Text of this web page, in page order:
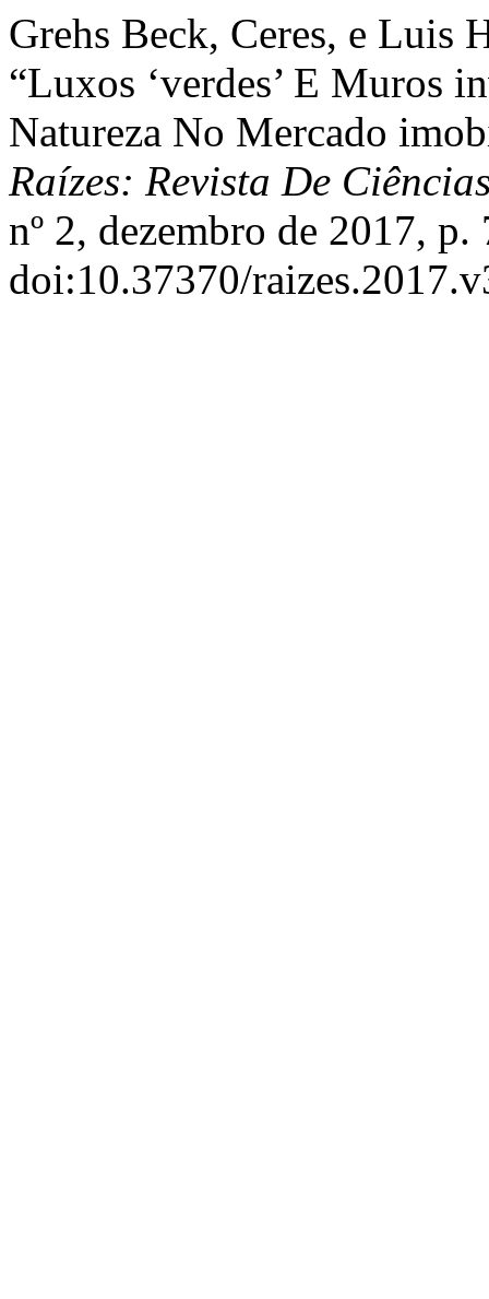
Grehs Beck, Ceres, e Luis
“Luxos ‘verdes’ E Muros
Natureza No Mercado
Raízes: Revista De
nº 2, dezembro de 2017, p.
doi:10.37370/